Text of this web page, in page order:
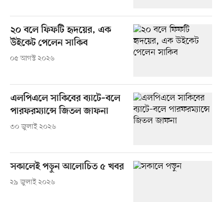
২০ বলে ফিফটি হৃদয়ের, এক
উইকেট পেলেন সাকিব
০৫ আগস্ট ২০২৬
এলপিএলে সাকিবের ব্যাটে–বলে
পারফরম্যান্সে জিতল জাফনা
৩০ জুলাই ২০২৬
সকালেই পড়ুন আলোচিত ৫ খবর
২৯ জুলাই ২০২৬